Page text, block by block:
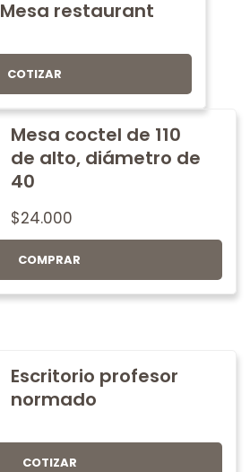
Mesa restaurant
COTIZAR
Mesa coctel de 110
de alto, diámetro de
40
$24.000
COMPRAR
Escritorio profesor
normado
COTIZAR